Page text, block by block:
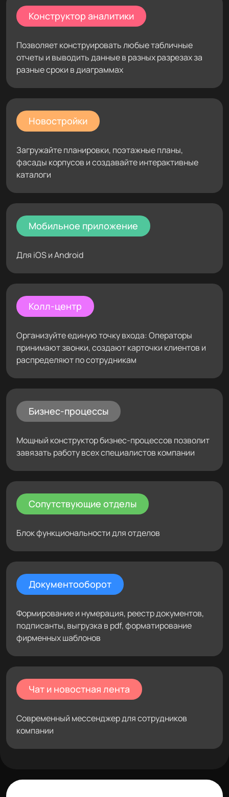
Конструктор аналитики
Позволяет конструировать любые табличные
отчеты и выводить данные в разных разрезах за
разные сроки в диаграммах
Новостройки
Загружайте планировки, поэтажные планы,
фасады корпусов и создавайте интерактивные
каталоги
Мобильное приложение
Для iOS и Android
Колл-центр
Организуйте единую точку входа: Операторы
принимают звонки, создают карточки клиентов и
распределяют по сотрудникам
Бизнес-процессы
Мощный конструктор бизнес-процессов позволит
завязать работу всех специалистов компании
Сопутствующие отделы
Блок функциональности для отделов
Документооборот
Формирование и нумерация, реестр документов,
подписанты, выгрузка в pdf, форматирование
фирменных шаблонов
Чат и новостная лента
Современный мессенджер для сотрудников
компании